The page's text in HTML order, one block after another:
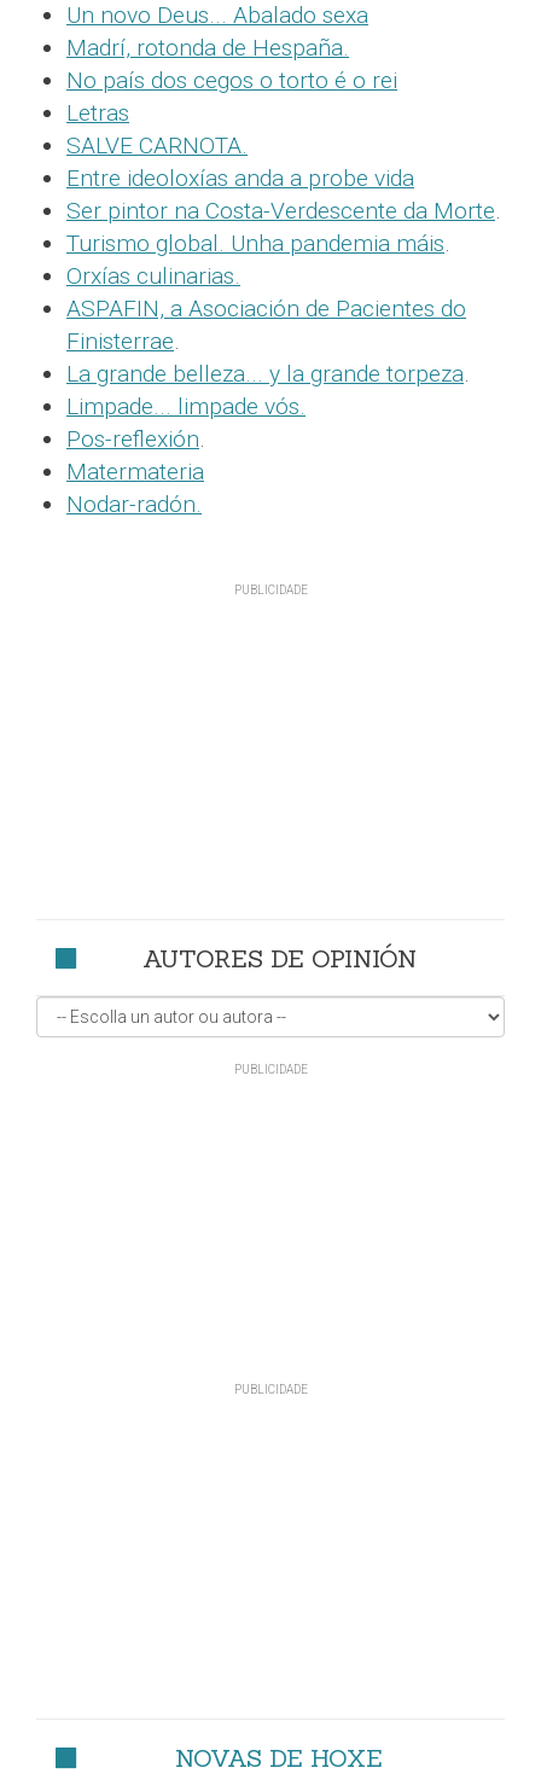
Un novo Deus... Abalado sexa
Madrí, rotonda de Hespaña.
No país dos cegos o torto é o rei
Letras
SALVE CARNOTA.
Entre ideoloxías anda a probe vida
Ser pintor na Costa-Verdescente da Morte.
Turismo global. Unha pandemia máis.
Orxías culinarias.
ASPAFIN, a Asociación de Pacientes do
Finisterrae.
La grande belleza... y la grande torpeza.
Limpade... limpade vós.
Pos-reflexión.
Matermateria
Nodar-radón.
AUTORES DE OPINIÓN
NOVAS DE HOXE